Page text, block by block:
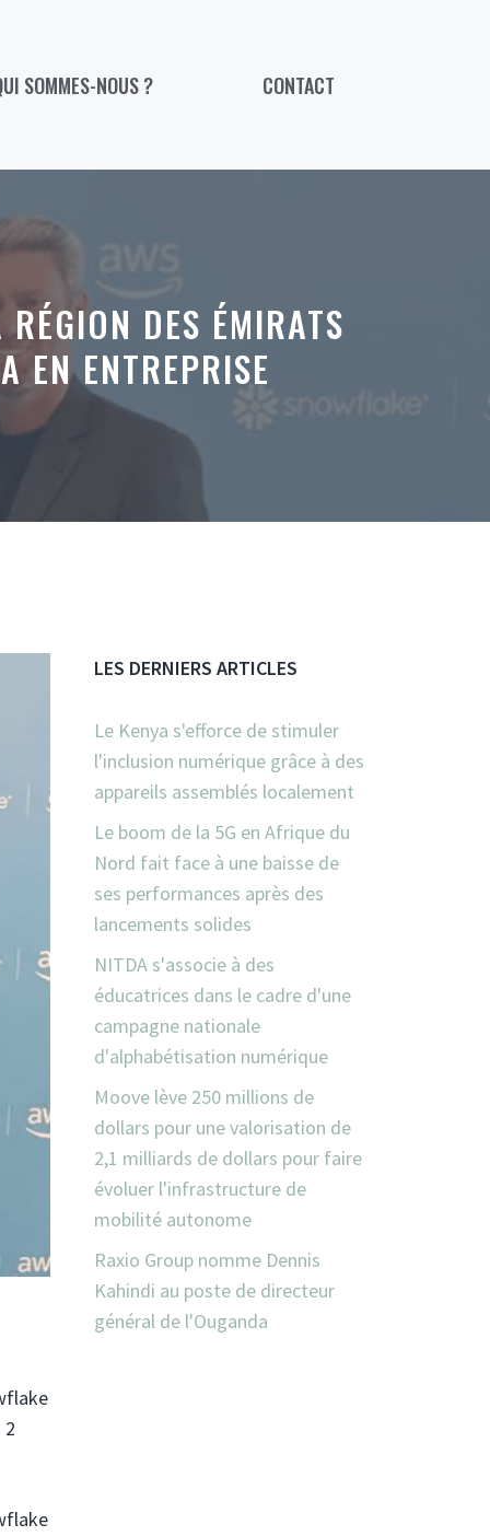
SOMMES-NOUS ? CONTACT
DES ÉMIRATS
EN ENTREPRISE
LES DERNIERS ARTICLES
Le Kenya s'efforce de stimuler
l'inclusion numérique grâce à des
appareils assemblés localement
Le boom de la 5G en Afrique du
Nord fait face à une baisse de
ses performances après des
lancements solides
NITDA s'associe à des
éducatrices dans le cadre d'une
campagne nationale
d'alphabétisation numérique
Moove lève 250 millions de
dollars pour une valorisation de
2,1 milliards de dollars pour faire
évoluer l'infrastructure de
mobilité autonome
Raxio Group nomme Dennis
Kahindi au poste de directeur
général de l'Ouganda